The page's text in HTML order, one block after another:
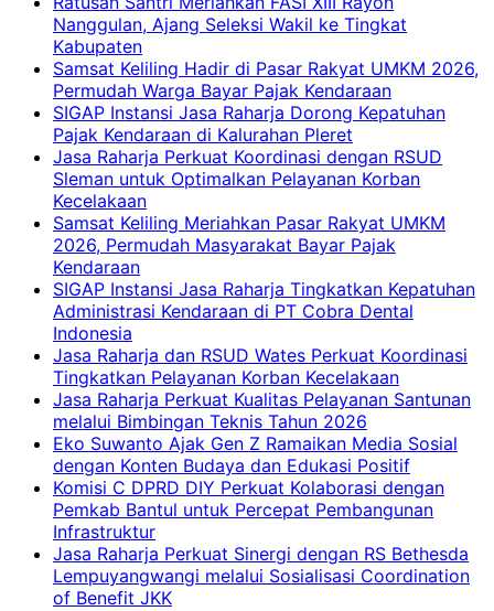
Nanggulan, Ajang Seleksi Wakil ke Tingkat
Kabupaten
Samsat Keliling Hadir di Pasar Rakyat UMKM 2026,
Permudah Warga Bayar Pajak Kendaraan
SIGAP Instansi Jasa Raharja Dorong Kepatuhan
Pajak Kendaraan di Kalurahan Pleret
Jasa Raharja Perkuat Koordinasi dengan RSUD
Sleman untuk Optimalkan Pelayanan Korban
Kecelakaan
Samsat Keliling Meriahkan Pasar Rakyat UMKM
2026, Permudah Masyarakat Bayar Pajak
Kendaraan
SIGAP Instansi Jasa Raharja Tingkatkan Kepatuhan
Administrasi Kendaraan di PT Cobra Dental
Indonesia
Jasa Raharja dan RSUD Wates Perkuat Koordinasi
Tingkatkan Pelayanan Korban Kecelakaan
Jasa Raharja Perkuat Kualitas Pelayanan Santunan
melalui Bimbingan Teknis Tahun 2026
Eko Suwanto Ajak Gen Z Ramaikan Media Sosial
dengan Konten Budaya dan Edukasi Positif
Komisi C DPRD DIY Perkuat Kolaborasi dengan
Pemkab Bantul untuk Percepat Pembangunan
Infrastruktur
Jasa Raharja Perkuat Sinergi dengan RS Bethesda
Lempuyangwangi melalui Sosialisasi Coordination
of Benefit JKK